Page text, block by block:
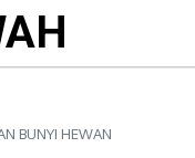
BUNYI HEWAN